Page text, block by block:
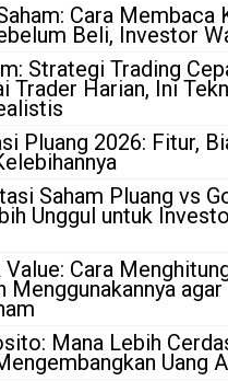
Cara Membaca
Beli, Investor
Strategi Trading
Trader Harian, Ini
Pluang 2026: Fitur,
Saham Pluang vs
Unggul untuk
Cara
Menggunakannya
Mana Lebih
Uang